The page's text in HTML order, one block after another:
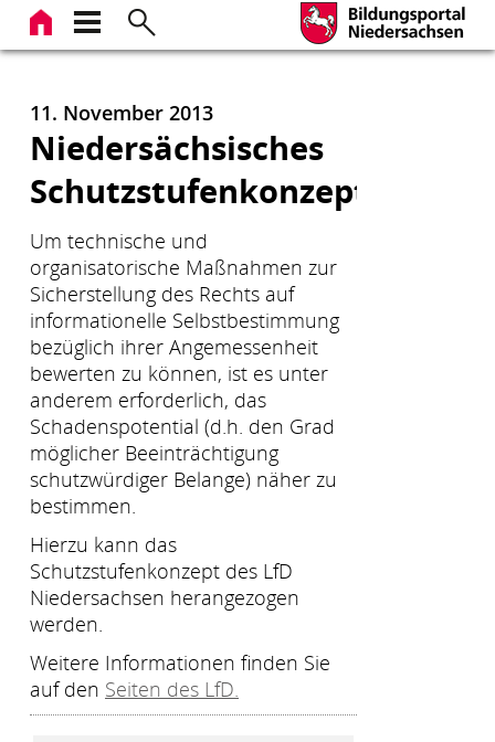
Zum
Inhalt
11. November 2013
Niedersächsisches
Schutzstufenkonzept
Um technische und
organisatorische Maßnahmen zur
Sicherstellung des Rechts auf
informationelle Selbstbestimmung
bezüglich ihrer Angemessenheit
bewerten zu können, ist es unter
anderem erforderlich, das
Schadenspotential (d.h. den Grad
möglicher Beeinträchtigung
schutzwürdiger Belange) näher zu
bestimmen.
Hierzu kann das
Schutzstufenkonzept des LfD
Niedersachsen herangezogen
werden.
Weitere Informationen finden Sie
auf den Seiten des LfD.